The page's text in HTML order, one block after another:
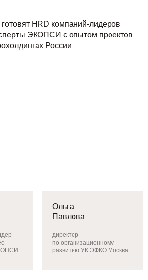
HRD компаний-лидеров
ЭКОПСИ с опытом проектов
России
Ольга
Павлова
директор
по организационному
развитию УК ЭФКО Москва